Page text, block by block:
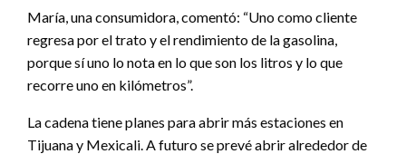
María, una consumidora, comentó: “Uno como cliente
regresa por el trato y el rendimiento de la gasolina,
porque sí uno lo nota en lo que son los litros y lo que
recorre uno en kilómetros”.
La cadena tiene planes para abrir más estaciones en
Tijuana y Mexicali. A futuro se prevé abrir alrededor de